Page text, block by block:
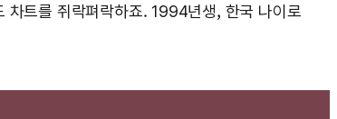
차트를 쥐락펴락하죠. 1994년생, 한국 나이로